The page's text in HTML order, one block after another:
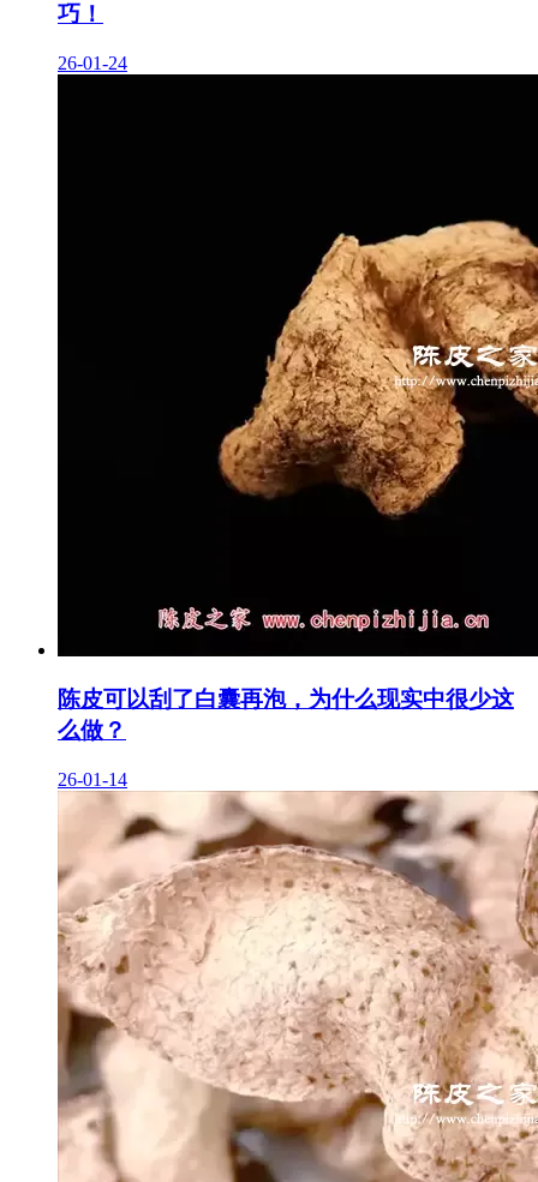
巧！
26-01-24
陈皮可以刮了白囊再泡，为什么现实中很少这
么做？
26-01-14